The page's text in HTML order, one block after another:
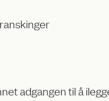
adgangen til å